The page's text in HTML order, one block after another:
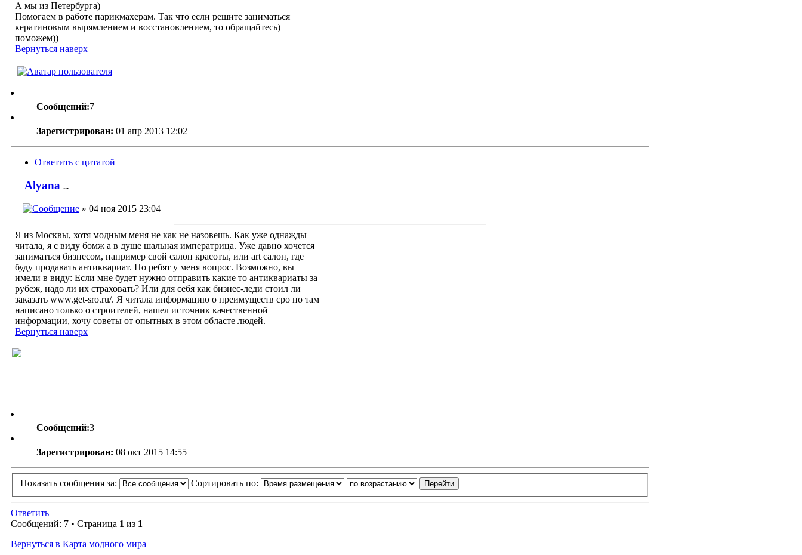
А мы из Петербурга)
Помогаем в работе парикмахерам. Так что если решите заниматься
кератиновым вырямлением и восстановлением, то обращайтесь)
поможем))
Вернуться наверх
Сообщений:7
Зарегистрирован: 01 апр 2013 12:02
Ответить с цитатой
Alyana ...
» 04 ноя 2015 23:04
Я из Москвы, хотя модным меня не как не назовешь. Как уже однажды
читала, я с виду бомж а в душе шальная императрица. Уже давно хочется
заниматься бизнесом, например свой салон красоты, или art салон, где
буду продавать антиквариат. Но ребят у меня вопрос. Возможно, вы
имели в виду: Если мне будет нужно отправить какие то антиквариаты за
рубеж, надо ли их страховать? Или для себя как бизнес-леди стоил ли
заказать www.get-sro.ru/. Я читала информацию о преимуществ сро но там
написано только о строителей, нашел источник качественной
информации, хочу советы от опытных в этом областе людей.
Вернуться наверх
Сообщений:3
Зарегистрирован: 08 окт 2015 14:55
Показать сообщения за: Сортировать по:
Ответить
Сообщений: 7 • Страница 1 из 1
Вернуться в Карта модного мира